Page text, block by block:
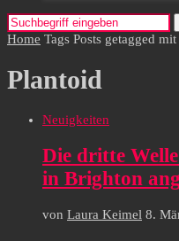
Home Tags Posts getagged
Plantoid
Neuigkeiten
Die dritte
in Brighton
von Laura Keimel 8.